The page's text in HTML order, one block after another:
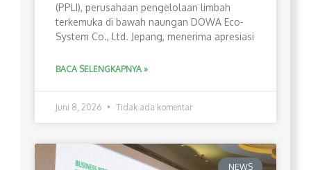
(PPLI), perusahaan pengelolaan limbah
terkemuka di bawah naungan DOWA Eco-
System Co., Ltd. Jepang, menerima apresiasi
BACA SELENGKAPNYA »
Juni 8, 2026 Tidak ada komentar
NEWS